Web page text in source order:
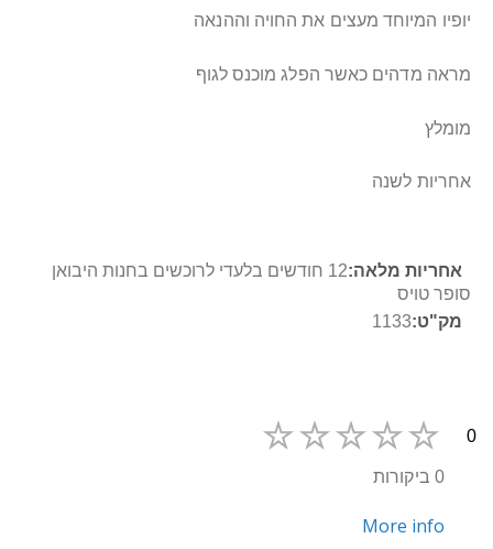
יופיו המיוחד מעצים את החויה וההנאה
מראה מדהים כאשר הפלג מוכנס לגוף
מומלץ
אחריות לשנה
מידע
נוסף
12 חודשים בלעדי לרוכשים בחנות היבואן
סופר טויס
1133
0
0 ביקורות
More info